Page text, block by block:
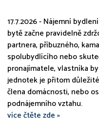
17.7.2026 - Nájemní
bytě začne pravidelně
partnera, příbuzného,
spolubydlícího nebo
pronajímatele, vlastníka
jednotek je přitom
člena domácnosti, nebo
podnájemního vztahu.
více čtěte zde »